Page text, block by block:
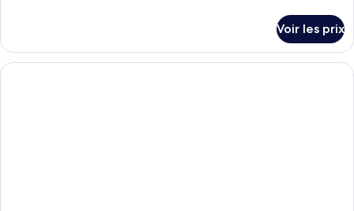
chambre :
Suite
Junior,
le
type
de
Voir les prix